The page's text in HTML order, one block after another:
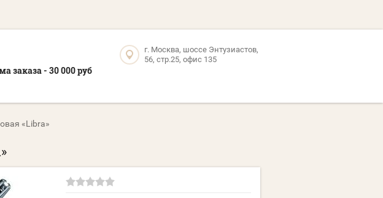
заказа - 30 000 руб
г. Москва, шоссе Энтузиастов,
56, стр.25, офис 135
«Libra»